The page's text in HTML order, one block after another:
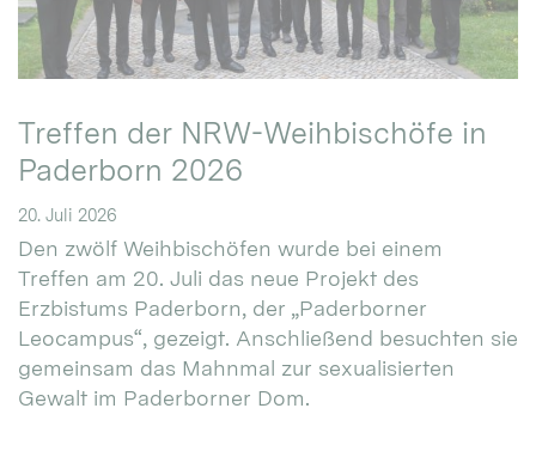
Treffen der NRW-Weihbischöfe in
Paderborn 2026
20. Juli 2026
Den zwölf Weihbischöfen wurde bei einem
Treffen am 20. Juli das neue Projekt des
Erzbistums Paderborn, der „Paderborner
Leocampus“, gezeigt. Anschließend besuchten sie
gemeinsam das Mahnmal zur sexualisierten
Gewalt im Paderborner Dom.